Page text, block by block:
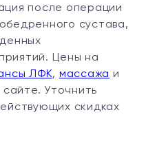
после операции
сустава,
Цены на
ЛФК, массажа и
сайте. Уточнить
скидках